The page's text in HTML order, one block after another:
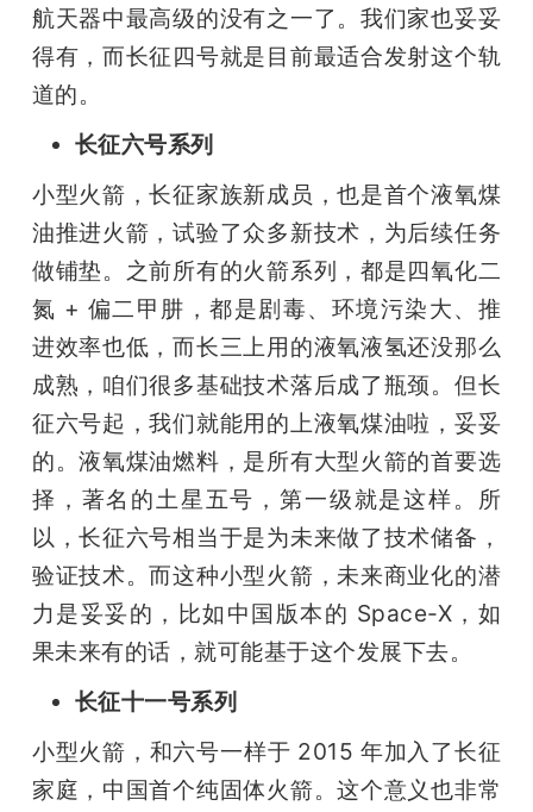
航天器中最高级的没有之一了。我们家也妥妥
得有，而长征四号就是目前最适合发射这个轨
道的。
长征六号系列
小型火箭，长征家族新成员，也是首个液氧煤
油推进火箭，试验了众多新技术，为后续任务
做铺垫。之前所有的火箭系列，都是四氧化二
氮 + 偏二甲肼，都是剧毒、环境污染大、推
进效率也低，而长三上用的液氧液氢还没那么
成熟，咱们很多基础技术落后成了瓶颈。但长
征六号起，我们就能用的上液氧煤油啦，妥妥
的。液氧煤油燃料，是所有大型火箭的首要选
择，著名的土星五号，第一级就是这样。所
以，长征六号相当于是为未来做了技术储备，
验证技术。而这种小型火箭，未来商业化的潜
力是妥妥的，比如中国版本的 Space-X，如
果未来有的话，就可能基于这个发展下去。
长征十一号系列
小型火箭，和六号一样于 2015 年加入了长征
家庭，中国首个纯固体火箭。这个意义也非常